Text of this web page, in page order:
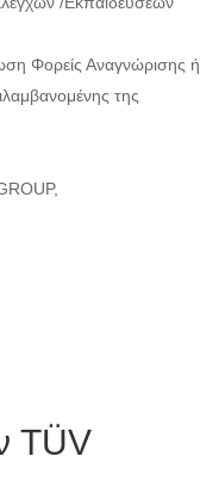
Φορείς Αναγνώρισης ή
της
TÜV